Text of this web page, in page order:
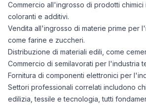
Commercio all'ingrosso di prodotti chimici
coloranti e additivi.
Vendita all'ingrosso di materie prime per
come farine e zuccheri.
Distribuzione di materiali edili, come
Commercio di semilavorati per l'industria
Fornitura di componenti elettronici per
Settori professionali correlati includono
edilizia, tessile e tecnologia, tutti